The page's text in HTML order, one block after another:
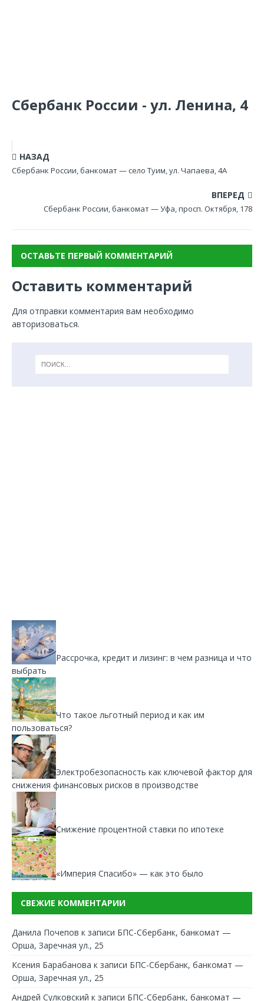
Сбербанк России - ул. Ленина, 4
НАЗАД
Сбербанк России, банкомат — село Туим, ул. Чапаева, 4А
ВПЕРЕД
Сбербанк России, банкомат — Уфа, просп. Октября, 178
ОСТАВЬТЕ ПЕРВЫЙ КОММЕНТАРИЙ
Оставить комментарий
Для отправки комментария вам необходимо
авторизоваться.
Рассрочка, кредит и лизинг: в чем разница и что
выбрать
Что такое льготный период и как им
пользоваться?
Электробезопасность как ключевой фактор для
снижения финансовых рисков в производстве
Снижение процентной ставки по ипотеке
«Империя Спасибо» — как это было
СВЕЖИЕ КОММЕНТАРИИ
Данила Почепов к записи БПС-Сбербанк, банкомат —
Орша, Заречная ул., 25
Ксения Барабанова к записи БПС-Сбербанк, банкомат —
Орша, Заречная ул., 25
Андрей Сулковский к записи БПС-Сбербанк, банкомат —